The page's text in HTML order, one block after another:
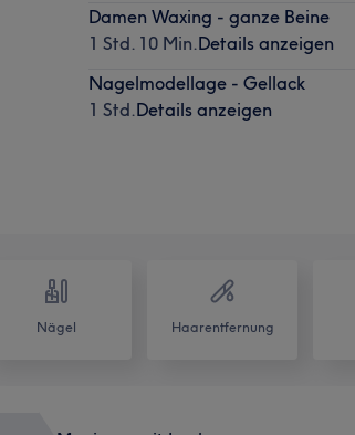
Damen Waxing - ganze Beine
1 Std. 10 Min.Details anzeigen
Nagelmodellage - Gellack
1 Std.Details anzeigen
Nägel Haarentfernung